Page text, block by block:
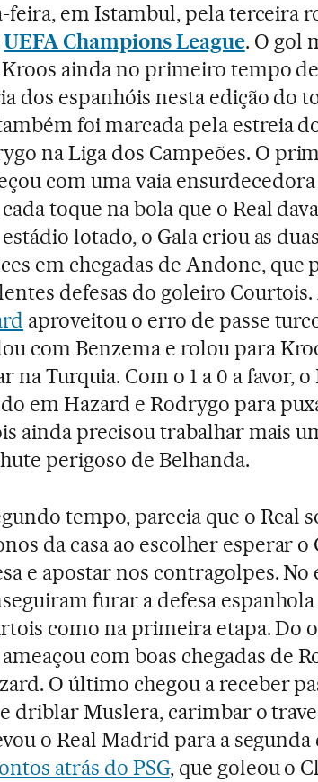
feira, em Istambul, pela terceira
UEFA Champions League. O gol
ainda no primeiro tempo
dos espanhóis nesta edição do
foi marcada pela estreia
na Liga dos Campeões. O
com uma vaia
toque na bola que o Real
lotado, o Gala criou as
em chegadas de Andone, que
defesas do goleiro Courtois.
aproveitou o erro de passe
com Benzema e rolou para
na Turquia. Com o 1 a 0 a favor,
em Hazard e Rodrygo para
ainda precisou trabalhar mais
perigoso de Belhanda.
tempo, parecia que o Real
da casa ao escolher esperar o
e apostar nos contragolpes. No
furar a defesa
como na primeira etapa. Do
com boas chegadas de
O último chegou a receber
driblar Muslera, carimbar o
o Real Madrid para a
atrás do PSG, que goleou o